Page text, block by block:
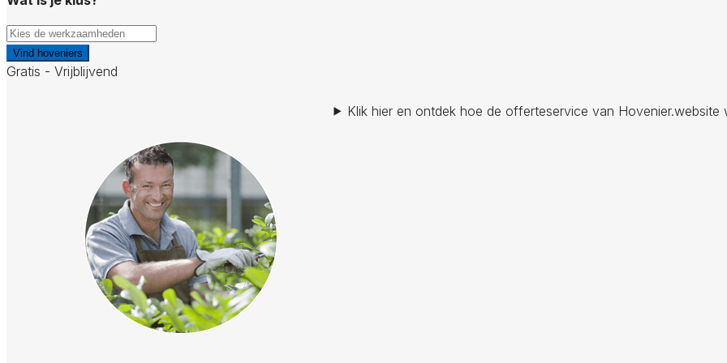
Vind hoveniers
Gratis - Vrijblijvend
Klik hier en ontdek hoe de offerteservice van Hovenier.website